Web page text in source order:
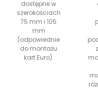
dostępne w
szerokościach
75 mm i 105
mm
(odpowiednie
do montażu
kart Euro).